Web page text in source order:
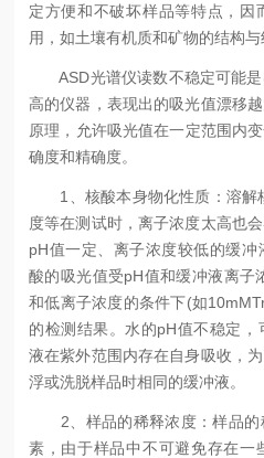
定方便和不破坏样品等特点，因
用，如土壤有机质和矿物的结构与
ASD光谱仪读数不稳定可能是
高的仪器，表现出的吸光值漂移
原理，允许吸光值在一定范围内
确度和精确度。
1、核酸本身物化性质：溶解
度等在测试时，离子浓度太高也
pH值一定、离子浓度较低的缓
酸的吸光值受pH值和缓冲液离子
和低离子浓度的条件下(如
的检测结果。水的pH值不稳定
液在紫外范围内存在自身吸收，
浮或洗脱样品时相同的缓冲液。
2、样品的稀释浓度：样品的
素，由于样品中不可避免存在一